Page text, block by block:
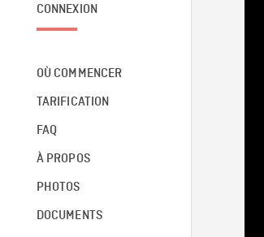
CONNEXION
OÙ COMMENCER
TARIFICATION
FAQ
À PROPOS
PHOTOS
DOCUMENTS